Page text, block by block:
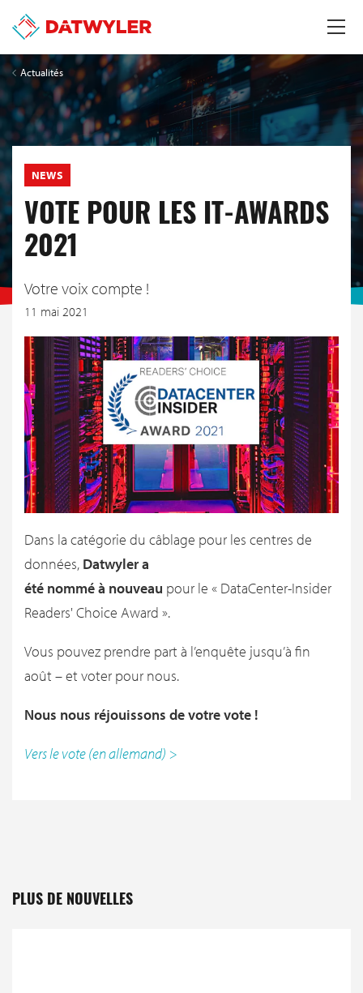
Actualités
NEWS
VOTE POUR LES IT-AWARDS
2021
Votre voix compte !
11 mai 2021
Dans la catégorie du câblage pour les centres de
données, Datwyler a
été nommé à nouveau pour le « DataCenter-Insider
Readers' Choice Award ».
Vous pouvez prendre part à l’enquête jusqu’à fin
août – et voter pour nous.
Nous nous réjouissons de votre vote !
Vers le vote (en allemand) >
PLUS DE NOUVELLES